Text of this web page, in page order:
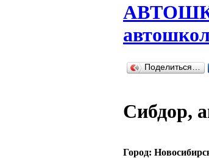
Поделиться…
Сибдор,
Город: